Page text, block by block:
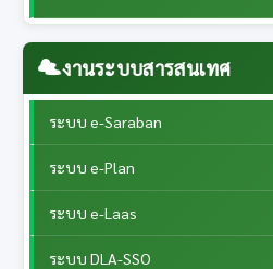
งานระบบสารสนเทศ
ระบบ e-Saraban
ระบบ e-Plan
ระบบ e-Laas
ระบบ DLA-SSO